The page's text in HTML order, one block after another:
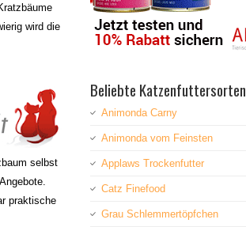
wird die
selbst
praktische
Beliebte Katzenfuttersorten
Animonda Carny
Animonda vom Feinsten
Applaws Trockenfutter
Catz Finefood
Grau Schlemmertöpfchen